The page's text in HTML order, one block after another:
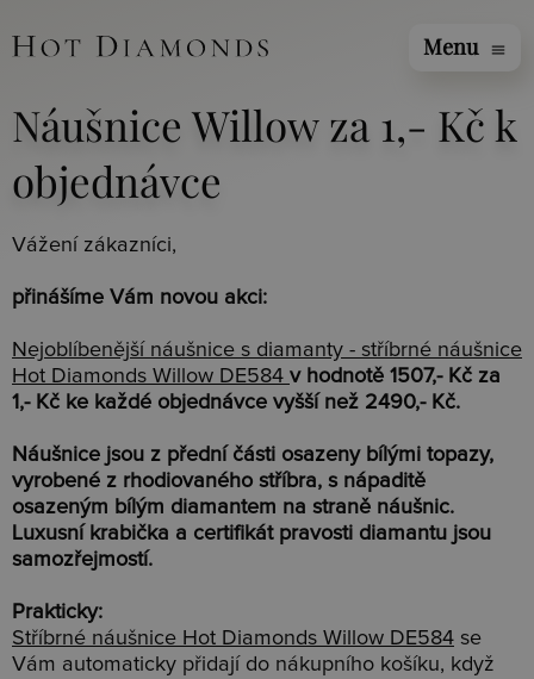
Menu menu
Náušnice Willow za 1,- Kč k
objednávce
Vážení zákazníci,
přinášíme Vám novou akci:
Nejoblíbenější náušnice s diamanty - stříbrné náušnice
Hot Diamonds Willow DE584 v hodnotě 1507,- Kč za
1,- Kč ke každé objednávce vyšší než 2490,- Kč.
Náušnice jsou z přední části osazeny bílými topazy,
vyrobené z rhodiovaného stříbra, s nápaditě
osazeným bílým diamantem na straně náušnic.
Luxusní krabička a certifikát pravosti diamantu jsou
samozřejmostí.
Prakticky:
Stříbrné náušnice Hot Diamonds Willow DE584 se
Vám automaticky přidají do nákupního košíku, když